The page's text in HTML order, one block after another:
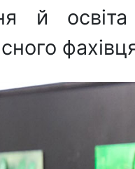
й освіта